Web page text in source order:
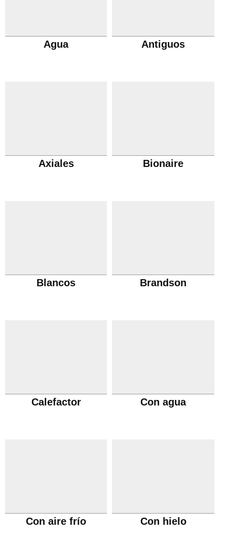
Agua Antiguos
Axiales Bionaire
Blancos Brandson
Calefactor Con agua
Con aire frío Con hielo